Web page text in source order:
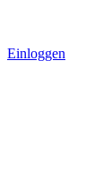
Einloggen